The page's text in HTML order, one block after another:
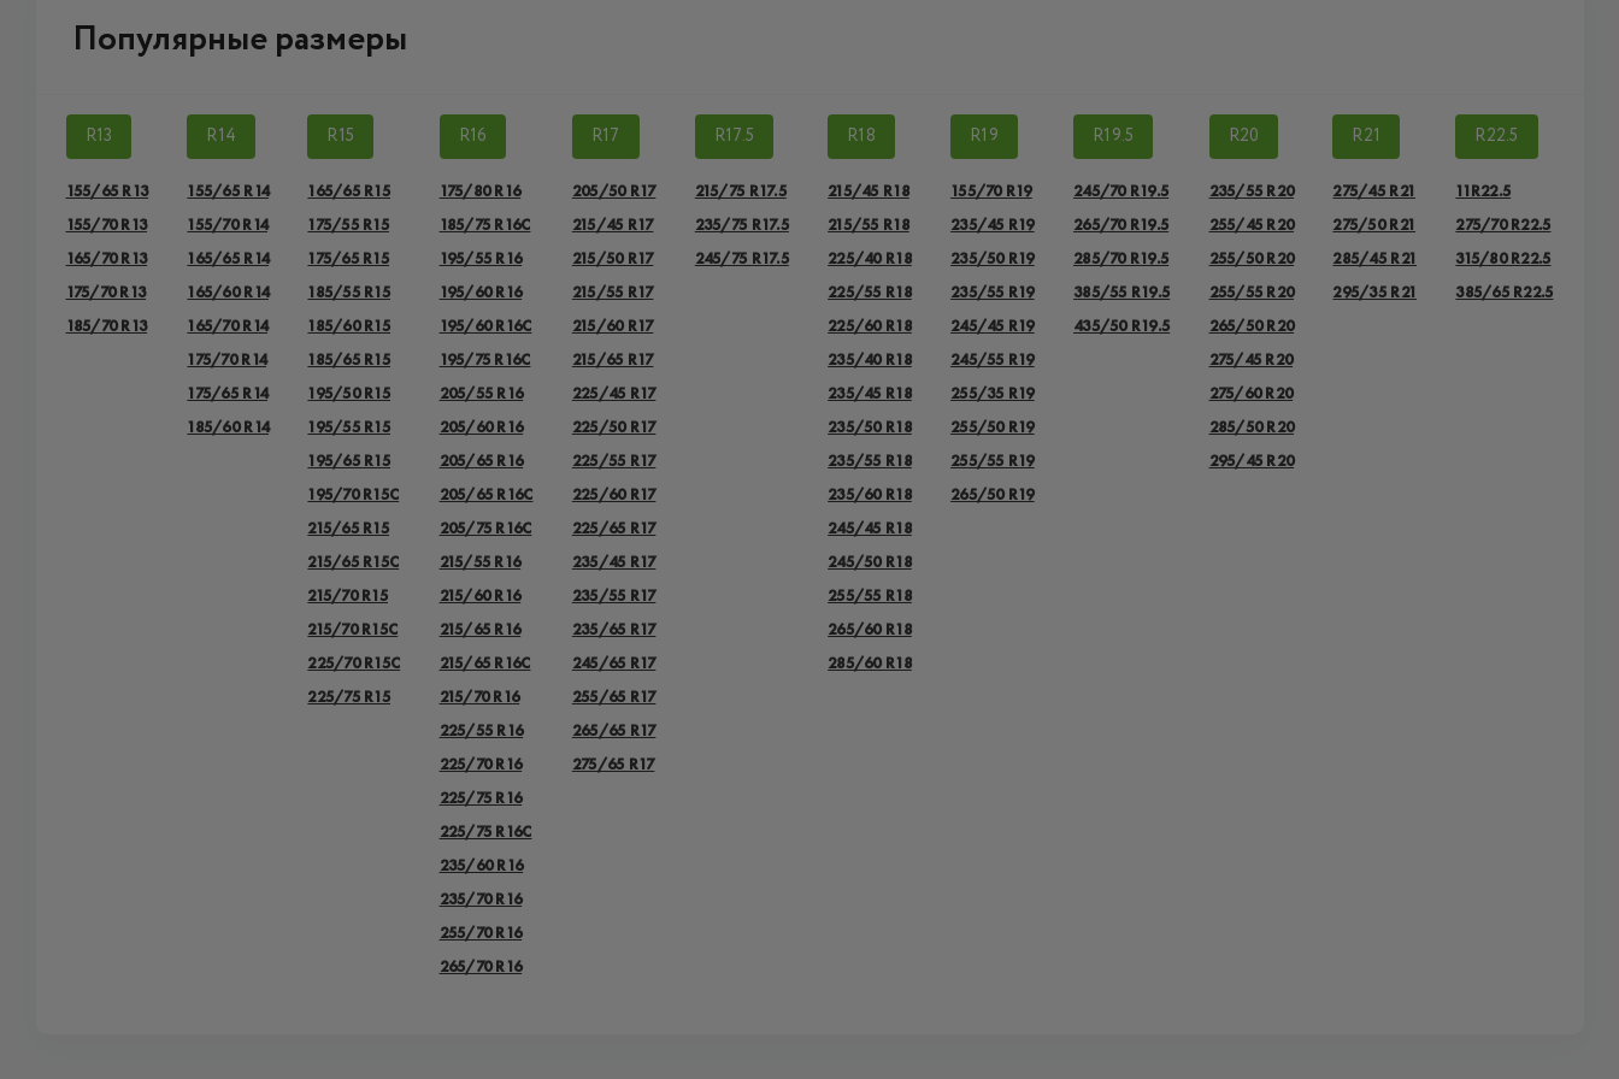
Популярные размеры
R13
155/65 R13
155/70 R13
165/70 R13
175/70 R13
185/70 R13
R14
155/65 R14
155/70 R14
165/65 R14
165/60 R14
165/70 R14
175/70 R14
175/65 R14
185/60 R14
R15
165/65 R15
175/55 R15
175/65 R15
185/55 R15
185/60 R15
185/65 R15
195/50 R15
195/55 R15
195/65 R15
195/70 R15C
215/65 R15
215/65 R15C
215/70 R15
215/70 R15C
225/70 R15C
225/75 R15
R16
175/80 R16
185/75 R16C
195/55 R16
195/60 R16
195/60 R16C
195/75 R16C
205/55 R16
205/60 R16
205/65 R16
205/65 R16C
205/75 R16C
215/55 R16
215/60 R16
215/65 R16
215/65 R16C
215/70 R16
225/55 R16
225/70 R16
225/75 R16
225/75 R16C
235/60 R16
235/70 R16
255/70 R16
265/70 R16
R17
205/50 R17
215/45 R17
215/50 R17
215/55 R17
215/60 R17
215/65 R17
225/45 R17
225/50 R17
225/55 R17
225/60 R17
225/65 R17
235/45 R17
235/55 R17
235/65 R17
245/65 R17
255/65 R17
265/65 R17
275/65 R17
R17.5
215/75 R17.5
235/75 R17.5
245/75 R17.5
R18
215/45 R18
215/55 R18
225/40 R18
225/55 R18
225/60 R18
235/40 R18
235/45 R18
235/50 R18
235/55 R18
235/60 R18
245/45 R18
245/50 R18
255/55 R18
265/60 R18
285/60 R18
R19
155/70 R19
235/45 R19
235/50 R19
235/55 R19
245/45 R19
245/55 R19
255/35 R19
255/50 R19
255/55 R19
265/50 R19
R19.5
245/70 R19.5
265/70 R19.5
285/70 R19.5
385/55 R19.5
435/50 R19.5
R20
235/55 R20
255/45 R20
255/50 R20
255/55 R20
265/50 R20
275/45 R20
275/60 R20
285/50 R20
295/45 R20
R21
275/45 R21
275/50 R21
285/45 R21
295/35 R21
R22.5
11R22.5
275/70 R22.5
315/80 R22.5
385/65 R22.5